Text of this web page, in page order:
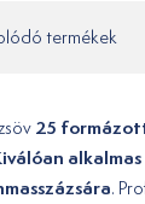
termékek
25
.